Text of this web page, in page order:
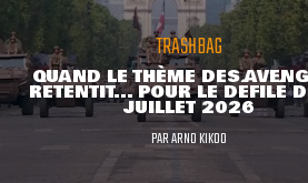
TRASHBAG
QUAND LE THÈME DES
RETENTIT... POUR LE DÉFILÉ
JUILLET 2026
PARARNO KIKOO